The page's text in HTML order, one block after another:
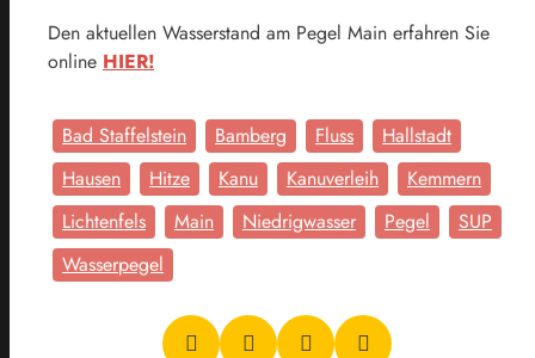
Den aktuellen Wasserstand am Pegel Main erfahren Sie
online HIER!
Bad Staffelstein Bamberg Fluss
Hallstadt
Hausen
Hitze Kanu Kanuverleih
Kemmern
Lichtenfels
Main Niedrigwasser Pegel
SUP
Wasserpegel